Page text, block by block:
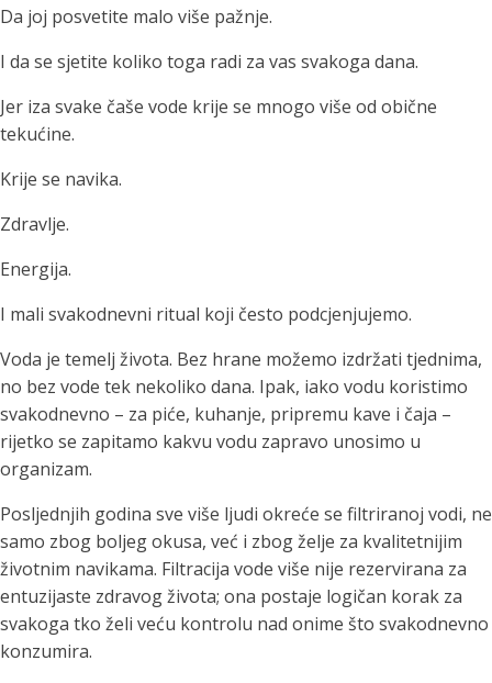
Da joj posvetite malo više pažnje.
I da se sjetite koliko toga radi za vas svakoga dana.
Jer iza svake čaše vode krije se mnogo više od obične
tekućine.
Krije se navika.
Zdravlje.
Energija.
I mali svakodnevni ritual koji često podcjenjujemo.
Voda je temelj života. Bez hrane možemo izdržati tjednima,
no bez vode tek nekoliko dana. Ipak, iako vodu koristimo
svakodnevno – za piće, kuhanje, pripremu kave i čaja –
rijetko se zapitamo kakvu vodu zapravo unosimo u
organizam.
Posljednjih godina sve više ljudi okreće se filtriranoj vodi, ne
samo zbog boljeg okusa, već i zbog želje za kvalitetnijim
životnim navikama. Filtracija vode više nije rezervirana za
entuzijaste zdravog života; ona postaje logičan korak za
svakoga tko želi veću kontrolu nad onime što svakodnevno
konzumira.